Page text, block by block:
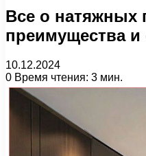
Все о натяжных
преимущества и
10.12.2024
0 Время чтения: 3 мин.